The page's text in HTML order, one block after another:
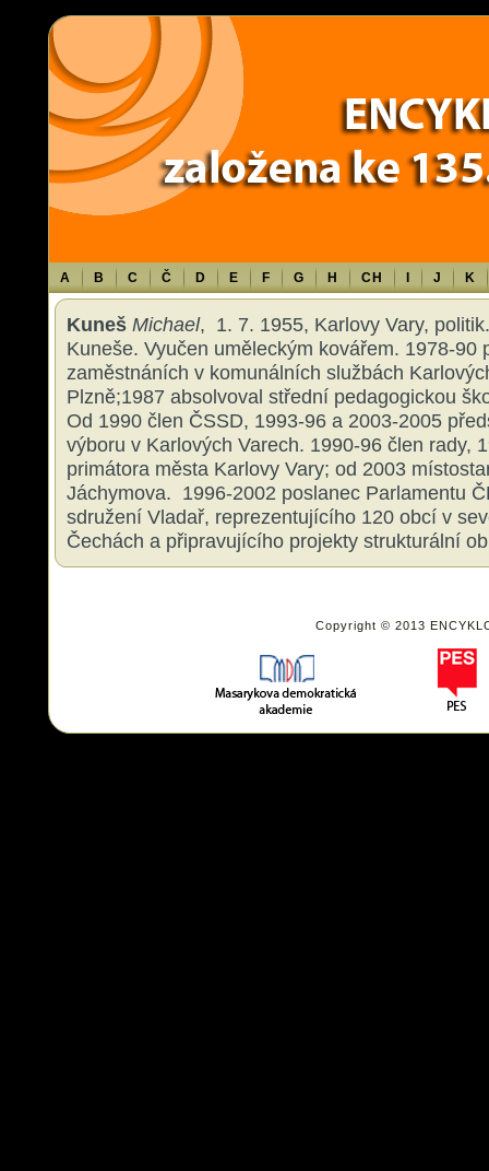
Warning: Use of undefined constant TXT - assumed 'TXT' (this will throw
content/themes/sablona/functions.php
A B C Č D E F G H CH J K
Kuneš Michael, 1. 7. 1955, Karlovy Vary,
Kuneše. Vyučen uměleckým kovářem. 1978-90
zaměstnáních v komunálních službách
Plzně;1987 absolvoval střední pedagogickou
Od 1990 člen ČSSD, 1993-96 a 2003-2005
výboru v Karlových Varech. 1990-96 člen rady,
primátora města Karlovy Vary; od 2003
Jáchymova. 1996-2002 poslanec Parlamentu
sdružení Vladař, reprezentujícího 120 obcí v
Čechách a připravujícího projekty strukturální
Copyright © 2013